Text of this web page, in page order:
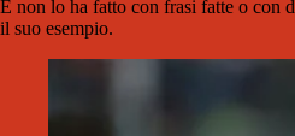
E non lo ha fatto con frasi fatte o con
il suo esempio.